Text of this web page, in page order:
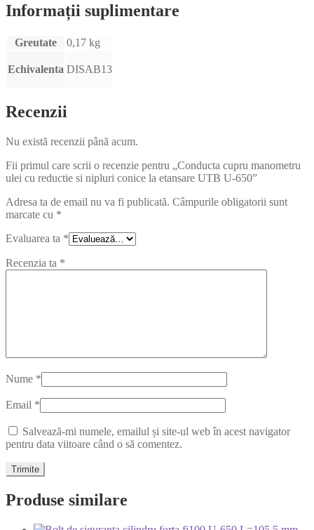
Informații suplimentare
Greutate 0,17 kg
Echivalenta DISAB13
Recenzii
Nu există recenzii până acum.
Fii primul care scrii o recenzie pentru „Conducta cupru manometru
ulei cu reductie si nipluri conice la etansare UTB U-650”
Adresa ta de email nu va fi publicată. Câmpurile obligatorii sunt
marcate cu *
Evaluarea ta *
Recenzia ta *
Nume *
Email *
Salvează-mi numele, emailul și site-ul web în acest navigator
pentru data viitoare când o să comentez.
Produse similare